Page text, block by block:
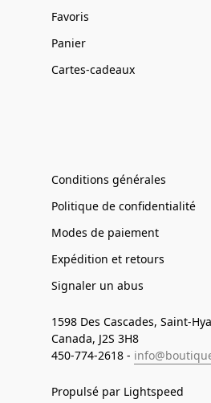
Favoris
Panier
Cartes-cadeaux
Conditions générales
Politique de confidentialité
Modes de paiement
Expédition et retours
Signaler un abus
1598 Des Cascades, Saint-
Canada, J2S 3H8
450-774-2618 -
Propulsé par Lightspeed